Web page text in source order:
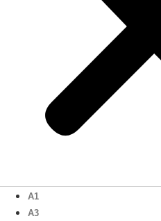
A1
A3